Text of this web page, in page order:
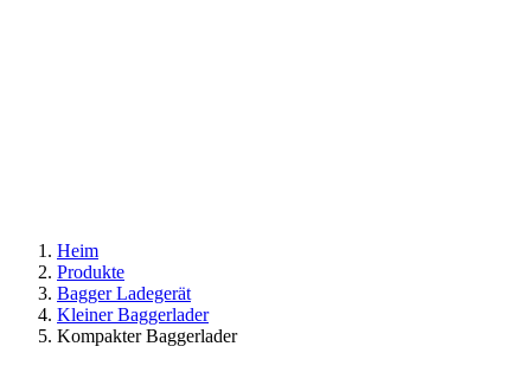
Heim
Produkte
Bagger Ladegerät
Kleiner Baggerlader
Kompakter Baggerlader